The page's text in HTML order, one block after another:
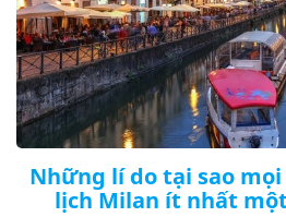
Những lí do tại sao
lịch Milan ít nhất